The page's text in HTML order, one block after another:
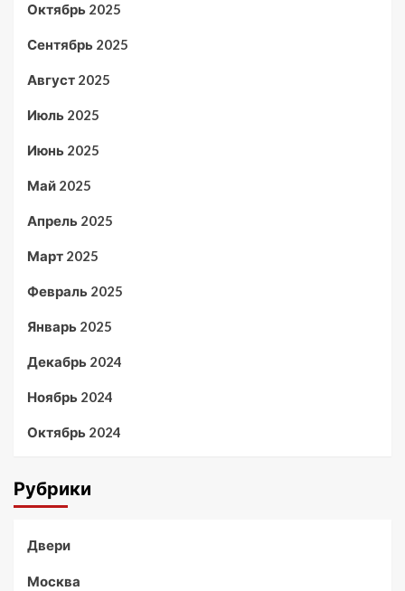
Октябрь 2025
Сентябрь 2025
Август 2025
Июль 2025
Июнь 2025
Май 2025
Апрель 2025
Март 2025
Февраль 2025
Январь 2025
Декабрь 2024
Ноябрь 2024
Октябрь 2024
Рубрики
Двери
Москва